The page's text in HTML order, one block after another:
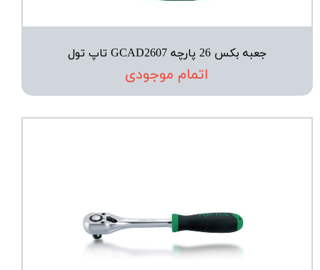
جعبه بکس 26 پارچه GCAD2607 تاپ تول
اتمام موجودی